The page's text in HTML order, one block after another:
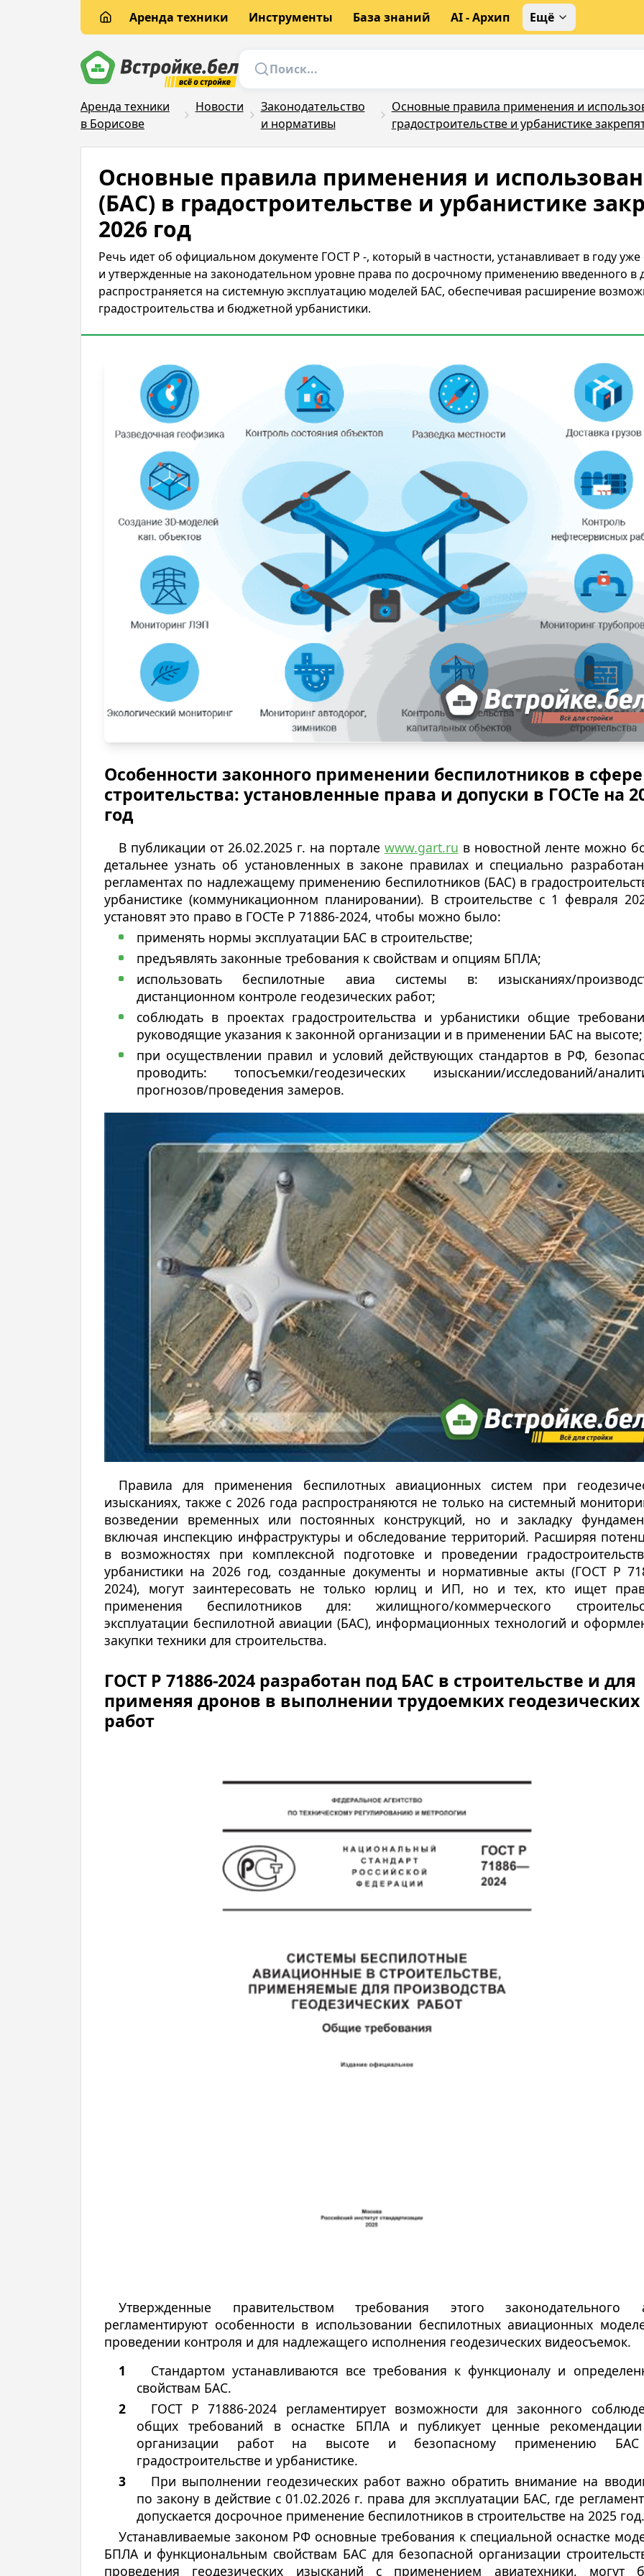
Аренда техники Инструменты База знаний AI - Архип Ещё
Аренда техники
в Борисове
Новости
Законодательство
и нормативы
Основные правила применения и
градостроительстве и урбанистике
Основные правила применения и
(БАС) в градостроительстве и урбанистике
2026 год
Речь идет об официальном документе ГОСТ Р -, который в частности, устанавливает в году
и утвержденные на законодательном уровне права по досрочному применению введенного в
распространяется на системную эксплуатацию моделей БАС, обеспечивая расширение
градостроительства и бюджетной урбанистики.
Особенности законного применении беспилотников в сфере
строительства: установленные права и допуски в ГОСТе на
год
В публикации от 26.02.2025 г. на портале www.gart.ru в новостной ленте можно
детальнее узнать об установленных в законе правилах и специально
регламентах по надлежащему применению беспилотников (БАС) в
урбанистике (коммуникационном планировании). В строительстве с 1 февраля
установят это право в ГОСТе Р 71886-2024, чтобы можно было:
применять нормы эксплуатации БАС в строительстве;
предъявлять законные требования к свойствам и опциям БПЛА;
использовать беспилотные авиа системы в: изысканиях/
дистанционном контроле геодезических работ;
соблюдать в проектах градостроительства и урбанистики общие
руководящие указания к законной организации и в применении БАС на высоте;
при осуществлении правил и условий действующих стандартов в РФ,
проводить: топосъемки/геодезических изыскании/исследований/
прогнозов/проведения замеров.
Правила для применения беспилотных авиационных систем при
изысканиях, также с 2026 года распространяются не только на системный
возведении временных или постоянных конструкций, но и закладку
включая инспекцию инфраструктуры и обследование территорий. Расширяя
в возможностях при комплексной подготовке и проведении
урбанистики на 2026 год, созданные документы и нормативные акты (ГОСТ Р
2024), могут заинтересовать не только юрлиц и ИП, но и тех, кто ищет
применения беспилотников для: жилищного/коммерческого
эксплуатации беспилотной авиации (БАС), информационных технологий и
закупки техники для строительства.
ГОСТ Р 71886-2024 разработан под БАС в строительстве и для
применяя дронов в выполнении трудоемких геодезических
работ
Утвержденные правительством требования этого законодательного
регламентируют особенности в использовании беспилотных авиационных
проведении контроля и для надлежащего исполнения геодезических видеосъемок.
Стандартом устанавливаются все требования к функционалу и
свойствам БАС.
ГОСТ Р 71886-2024 регламентирует возможности для законного
общих требований в оснастке БПЛА и публикует ценные
организации работ на высоте и безопасному применению
градостроительстве и урбанистике.
При выполнении геодезических работ важно обратить внимание на
по закону в действие с 01.02.2026 г. права для эксплуатации БАС, где
допускается досрочное применение беспилотников в строительстве на 2025 год.
Устанавливаемые законом РФ основные требования к специальной оснастке
БПЛА и функциональным свойствам БАС для безопасной организации
проведения геодезических изысканий с применением авиатехники, могут